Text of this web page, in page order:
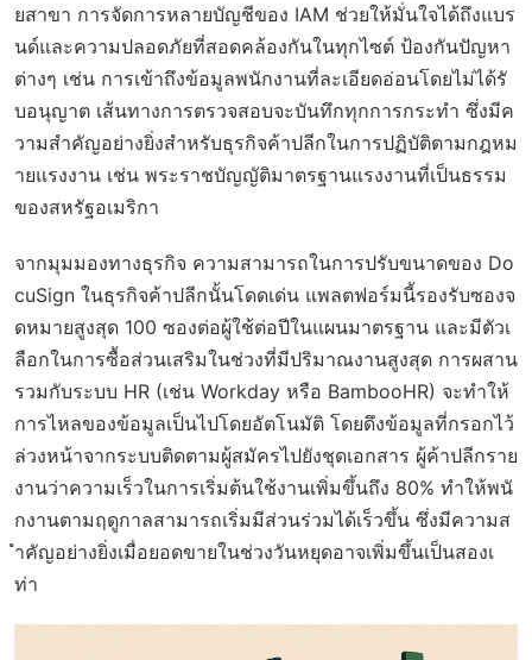
ยสาขา การจัดการหลายบัญชีของ IAM ช่วยให้มั่นใจได้ถึงแบร
นด์และความปลอดภัยที่สอดคล้องกันในทุกไซต์ ป้องกันปัญหา
ต่างๆ เช่น การเข้าถึงข้อมูลพนักงานที่ละเอียดอ่อนโดยไม่ได้รั
บอนุญาต เส้นทางการตรวจสอบจะบันทึกทุกการกระทำ ซึ่งมีค
วามสำคัญอย่างยิ่งสำหรับธุรกิจค้าปลีกในการปฏิบัติตามกฎหม
ายแรงงาน เช่น พระราชบัญญัติมาตรฐานแรงงานที่เป็นธรรม
ของสหรัฐอเมริกา
จากมุมมองทางธุรกิจ ความสามารถในการปรับขนาดของ Do
cuSign ในธุรกิจค้าปลีกนั้นโดดเด่น แพลตฟอร์มนี้รองรับซองจ
ดหมายสูงสุด 100 ซองต่อผู้ใช้ต่อปีในแผนมาตรฐาน และมีตัวเ
ลือกในการซื้อส่วนเสริมในช่วงที่มีปริมาณงานสูงสุด การผสาน
รวมกับระบบ HR (เช่น Workday หรือ BambooHR) จะทำให้
การไหลของข้อมูลเป็นไปโดยอัตโนมัติ โดยดึงข้อมูลที่กรอกไว้
ล่วงหน้าจากระบบติดตามผู้สมัครไปยังชุดเอกสาร ผู้ค้าปลีกราย
งานว่าความเร็วในการเริ่มต้นใช้งานเพิ่มขึ้นถึง 80% ทำให้พนั
กงานตามฤดูกาลสามารถเริ่มมีส่วนร่วมได้เร็วขึ้น ซึ่งมีความส
ำคัญอย่างยิ่งเมื่อยอดขายในช่วงวันหยุดอาจเพิ่มขึ้นเป็นสองเ
ท่า